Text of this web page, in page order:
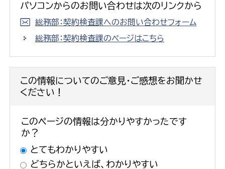
パソコンからのお問い合わせは次のリンクから
総務部：契約検査課へのお問い合わせフォーム
総務部：契約検査課のページはこちら
この情報についてのご意見・ご感想をお聞かせ
ください！
このページの情報は分かりやすかったです
か？
とてもわかりやすい
どちらかといえば、わかりやすい